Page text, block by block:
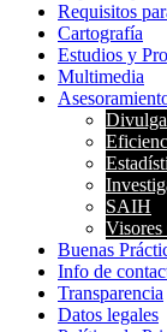
Requisitos
Cartografía
Estudios y
Multimedia
SAIH
Visores
Buenas
Info de
Transparencia
Datos legales